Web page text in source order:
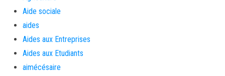
Aide sociale
aides
Aides aux Entreprises
Aides aux Etudiants
aimécésaire